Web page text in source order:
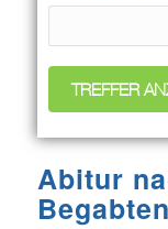
Abitur